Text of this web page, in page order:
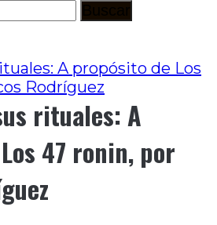
A propósito de Los
Rodríguez
rituales: A
47 ronin, por